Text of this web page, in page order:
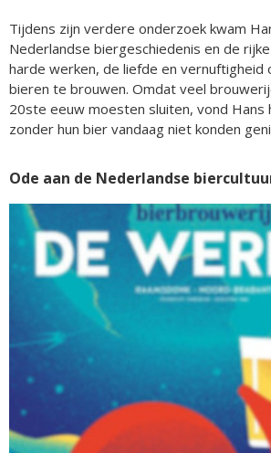
Tijdens zijn verdere onderzoek kwam
Nederlandse biergeschiedenis en de
harde werken, de liefde en vernuftigheid
bieren te brouwen. Omdat veel
20ste eeuw moesten sluiten, vond Hans
zonder hun bier vandaag niet konden
Ode aan de Nederlandse